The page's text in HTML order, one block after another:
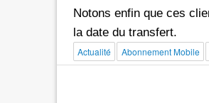
Notons enfin que ces
la date du transfert.
Actualité Abonnement Mobile